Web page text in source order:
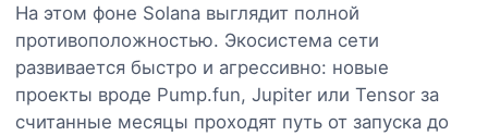
На этом фоне Solana выглядит полной
противоположностью. Экосистема сети
развивается быстро и агрессивно: новые
проекты вроде Pump.fun, Jupiter или Tensor за
считанные месяцы проходят путь от запуска до